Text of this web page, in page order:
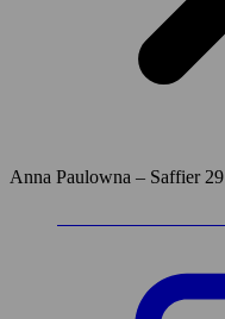
Anna Paulowna – Saffier 29